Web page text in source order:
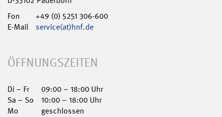
Fon
+49 (0) 5251 306-600
E-Mail
service(at)hnf.de
ÖFFNUNGSZEITEN
Di – Fr
09:00 – 18:00 Uhr
Sa – So
10:00 – 18:00 Uhr
Mo
geschlossen